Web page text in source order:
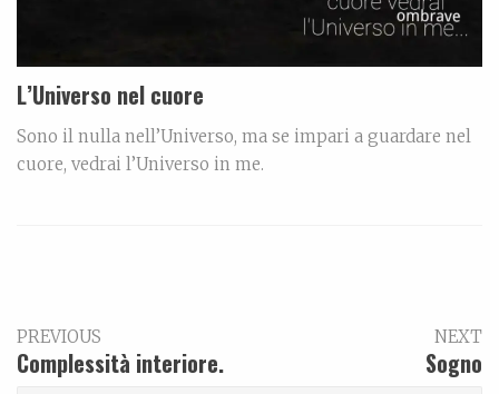
L’Universo nel cuore
Sono il nulla nell’Universo, ma se impari a guardare nel
cuore, vedrai l’Universo in me.
PREVIOUS
Complessità interiore.
NEXT
Sogno